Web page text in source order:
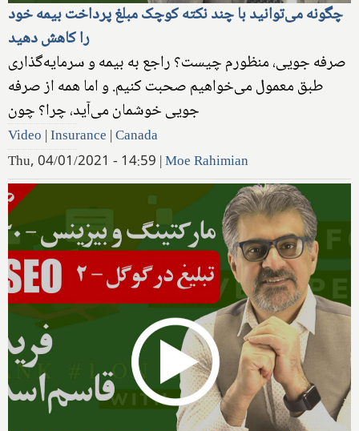
چگونه می‌توانید با چند نکته کوچک مبلغ پرداخت بیمه خود
را کاهش دهید
صرفه جویی، منظورم چیست؟ راجع به بیمه و سرمایه‌گذاری
طبق معمول می‌خواهیم صحبت کنیم. و اما همه از صرفه
جویی خوشمان می‌آید، چرا؟ چون
Video |Insurance |Canada
Thu, 04/01/2021 - 14:59 |Moe Rahimian